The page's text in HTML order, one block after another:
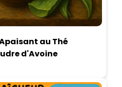
au Thé
d'Avoine